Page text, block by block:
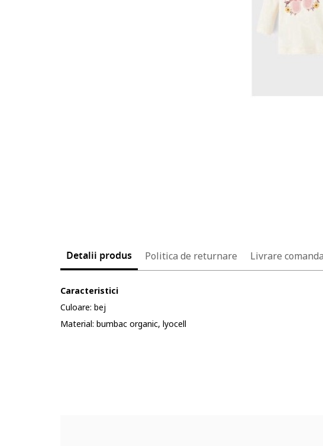
Detalii produs Politica de returnare Livrare comanda
Caracteristici
Culoare: bej
Material: bumbac organic, lyocell